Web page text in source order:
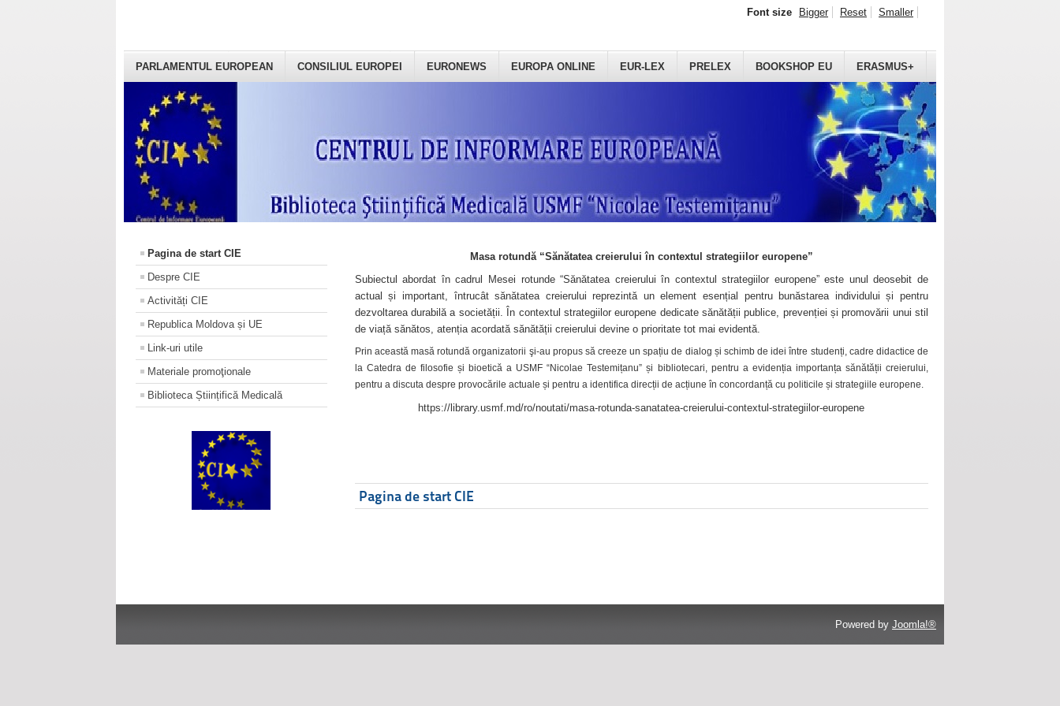
PARLAMENTUL EUROPEAN CONSILIUL EUROPEI EURONEWS EUROPA ONLINE EUR-LEX PRELEX BOOKSHOP EU ERASMUS+
Font size Bigger Reset Smaller
Pagina de start CIE
Despre CIE
Activități CIE
Republica Moldova și UE
Link-uri utile
Materiale promoţionale
Biblioteca Științifică Medicală
Masa rotundă “Sănătatea creierului în contextul strategiilor europene”
Subiectul abordat în cadrul Mesei rotunde “Sănătatea creierului în contextul strategiilor europene” este unul deosebit de
actual și important, întrucât sănătatea creierului reprezintă un element esențial pentru bunăstarea individului și pentru
dezvoltarea durabilă a societății. În contextul strategiilor europene dedicate sănătății publice, prevenției și promovării unui stil
de viață sănătos, atenția acordată sănătății creierului devine o prioritate tot mai evidentă.
Prin această masă rotundă organizatorii şi-au propus să creeze un spațiu de dialog și schimb de idei între studenți, cadre didactice de
la Catedra de filosofie și bioetică a USMF “Nicolae Testemițanu” și bibliotecari, pentru a evidenția importanța sănătății creierului,
pentru a discuta despre provocările actuale și pentru a identifica direcții de acțiune în concordanță cu politicile și strategiile europene.
https://library.usmf.md/ro/noutati/masa-rotunda-sanatatea-creierului-contextul-strategiilor-europene
Pagina de start CIE
Powered by Joomla!®